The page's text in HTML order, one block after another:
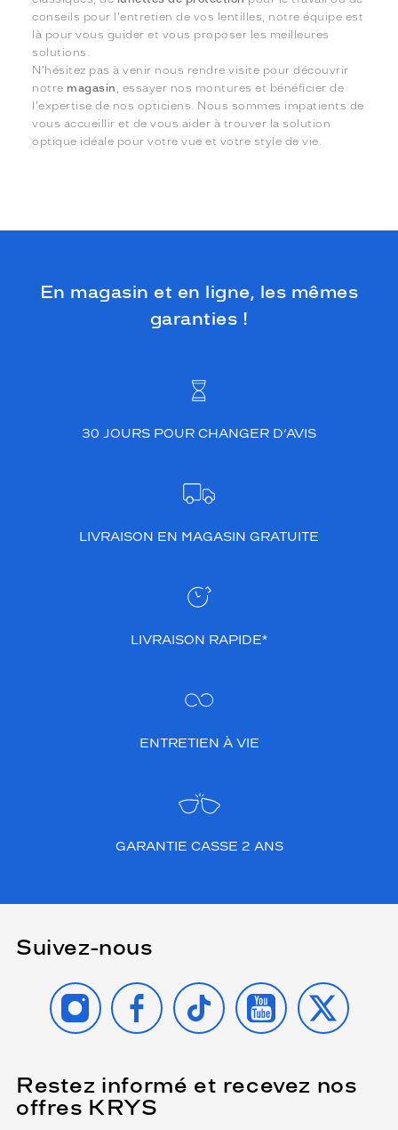
conseils pour l'entretien de vos lentilles, notre équipe est
là pour vous guider et vous proposer les meilleures
solutions.
N'hésitez pas à venir nous rendre visite pour découvrir
notre magasin
, essayer nos montures et bénéficier de
l'expertise de nos opticiens. Nous sommes impatients de
vous accueillir et de vous aider à trouver la solution
optique idéale pour votre vue et votre style de vie.
En magasin et en ligne, les mêmes
garanties !
30 JOURS POUR CHANGER D’AVIS
LIVRAISON EN MAGASIN GRATUITE
LIVRAISON RAPIDE*
ENTRETIEN À VIE
GARANTIE CASSE 2 ANS
Suivez-nous
INSTAGRAMFACEBOOK
TIKTOK YOUTUBE
X
Restez informé et recevez nos
offres KRYS
Name
(Ce
champ
est
obligatoire)